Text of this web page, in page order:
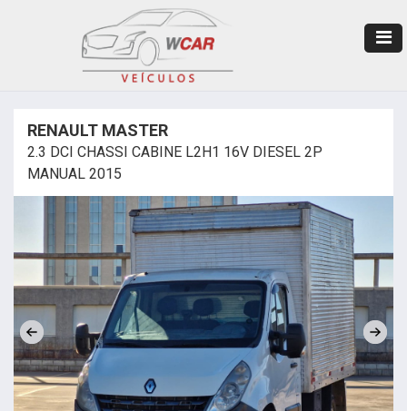
RENAULT MASTER
2.3 DCI CHASSI CABINE L2H1 16V DIESEL 2P
MANUAL 2015